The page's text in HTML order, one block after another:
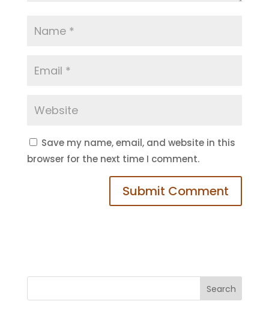
Save my name, email, and website in this
browser for the next time I comment.